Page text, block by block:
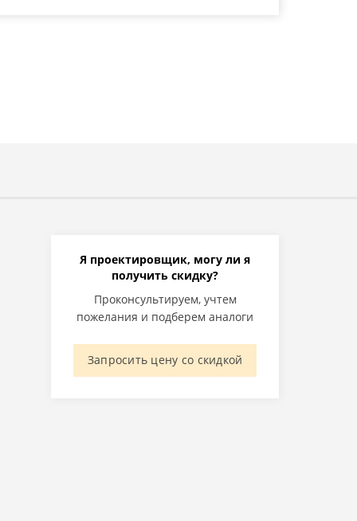
Я проектировщик, могу ли я
получить скидку?
Проконсультируем, учтем
пожелания и подберем аналоги
Запросить цену со скидкой